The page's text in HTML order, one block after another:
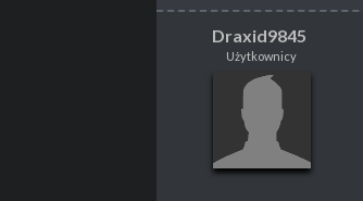
Draxid9845
Użytkownicy